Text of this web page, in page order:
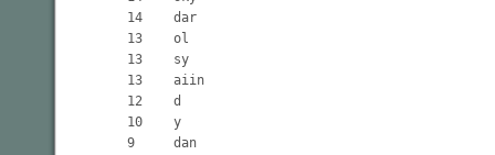
14    dar
13    ol
13    sy
13    aiin
12    d
10    y
9     dan